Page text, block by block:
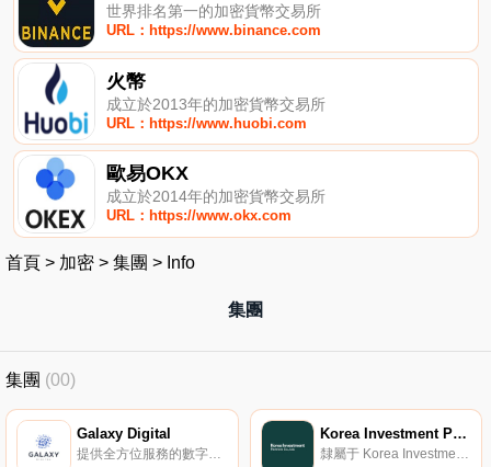
世界排名第一的加密貨幣交易所
URL：https://www.binance.com
火幣
成立於2013年的加密貨幣交易所
URL：https://www.huobi.com
歐易OKX
成立於2014年的加密貨幣交易所
URL：https://www.okx.com
首頁 > 加密 > 集團 > Info
集團
集團 (00)
Galaxy Digital
提供全方位服務的數字資產投行。
Korea Investment Partners